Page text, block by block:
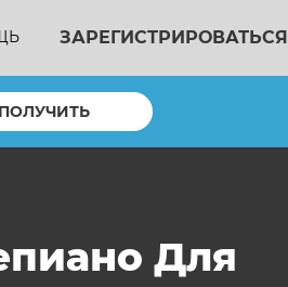
ЗАРЕГИСТРИРОВАТЬСЯ
Для